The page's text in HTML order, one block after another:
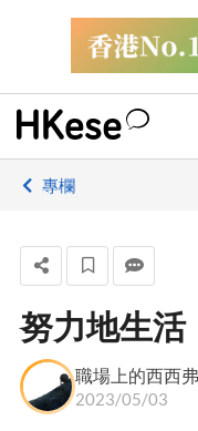
專欄
努力地生活
職場上的西西
2023/05/03